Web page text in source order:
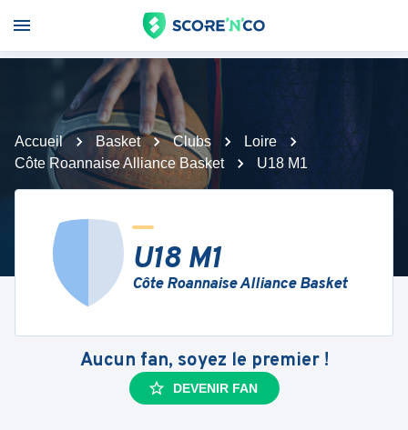
Accueil Basket Clubs
Loire
Côte Roannaise Alliance Basket
U18 M1
U18 M1
Côte Roannaise Alliance Basket
Aucun fan, soyez le premier !
DEVENIR FAN